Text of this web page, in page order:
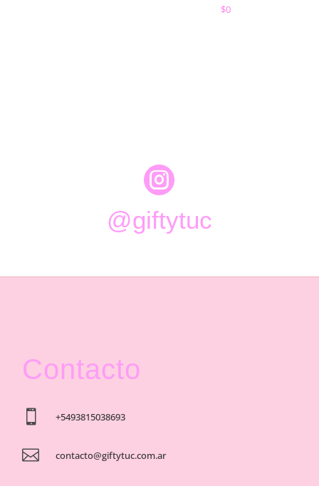
$0

@giftytuc
Contacto
 +5493815038693
 contacto@giftytuc.com.ar